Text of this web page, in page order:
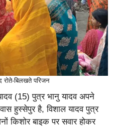
रोते-बिलखते परिजन
(15) पुत्र भानु यादव अपने
हुस्सेपुर है, विशाल यादव पुत्र
किशोर बाइक पर सवार होकर